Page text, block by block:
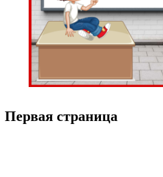
Первая страница